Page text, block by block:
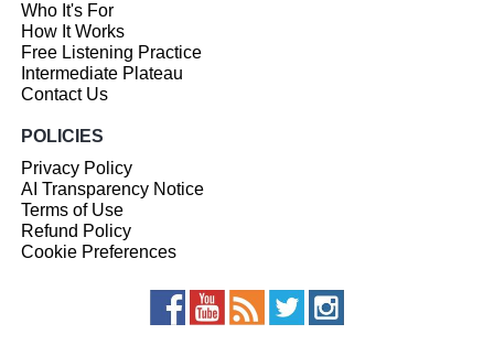
Who It's For
How It Works
Free Listening Practice
Intermediate Plateau
Contact Us
POLICIES
Privacy Policy
AI Transparency Notice
Terms of Use
Refund Policy
Cookie Preferences